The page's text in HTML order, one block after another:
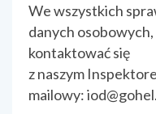
We wszystkich
danych
kontaktować się
z naszym
mailowy: